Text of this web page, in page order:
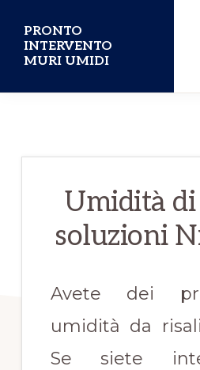
contenuto
principale
PRONTO
INTERVENTO
MURI UMIDI
Umidità
soluzioni
Avete dei
umidità da
Se siete